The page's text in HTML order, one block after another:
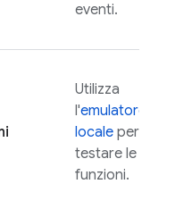
eventi.
Utilizza
l'emulatore
locale per
testare le
funzioni.